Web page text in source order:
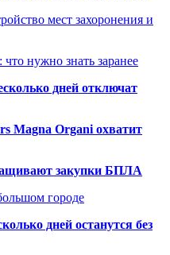
мест захоронения и
нужно знать заранее
дней отключат
Magna Organi охватит
закупки БПЛА
городе
дней останутся без